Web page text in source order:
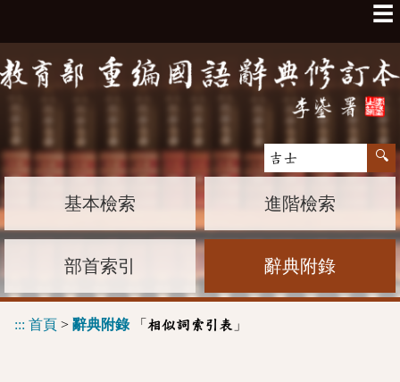
☰
基本檢索 進階檢索
部首索引 辭典附錄
::: 首頁 > 辭典附錄「 相似詞索引表 」